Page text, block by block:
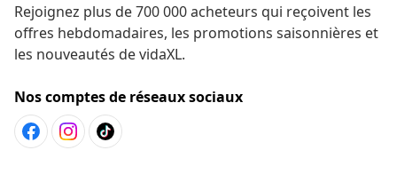
Rejoignez plus de 700 000 acheteurs qui reçoivent les
offres hebdomadaires, les promotions saisonnières et
les nouveautés de vidaXL.
Nos comptes de réseaux sociaux